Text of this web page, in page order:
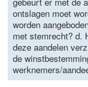
ontslagen moet
worden
met stemrecht? d.
deze aandelen
de
werknemers/